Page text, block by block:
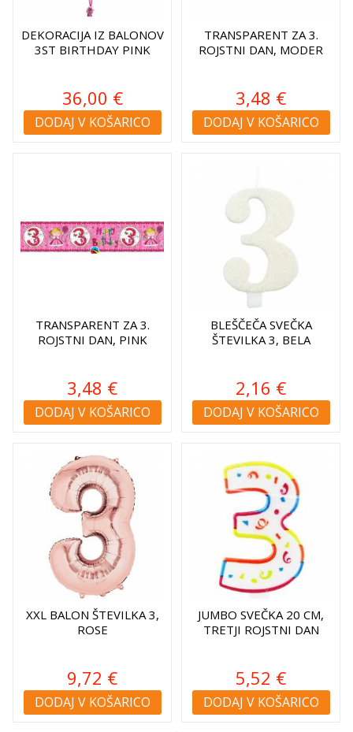
DEKORACIJA IZ BALONOV
3ST BIRTHDAY PINK
36,00 €
DODAJ V KOŠARICO
TRANSPARENT ZA 3.
ROJSTNI DAN, MODER
3,48 €
DODAJ V KOŠARICO
TRANSPARENT ZA 3.
ROJSTNI DAN, PINK
3,48 €
DODAJ V KOŠARICO
BLEŠČEČA SVEČKA
ŠTEVILKA 3, BELA
2,16 €
DODAJ V KOŠARICO
XXL BALON ŠTEVILKA 3,
ROSE
9,72 €
DODAJ V KOŠARICO
JUMBO SVEČKA 20 CM,
TRETJI ROJSTNI DAN
5,52 €
DODAJ V KOŠARICO